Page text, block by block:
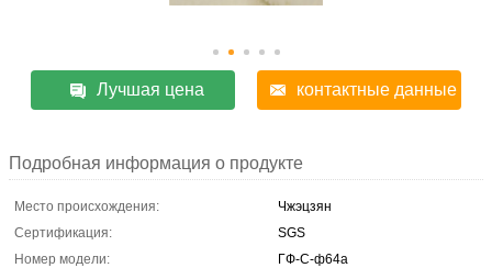
Лучшая цена контактные данные
Подробная информация о продукте
Место происхождения:
Чжэцзян
Сертификация:
SGS
Номер модели:
ГФ-С-ф64а